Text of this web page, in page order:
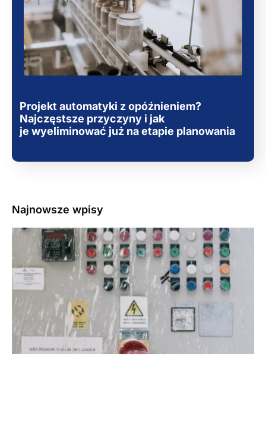
Projekt automatyki z opóźnieniem?
Najczęstsze przyczyny i jak
je wyeliminować już na etapie planowania
Najnowsze wpisy